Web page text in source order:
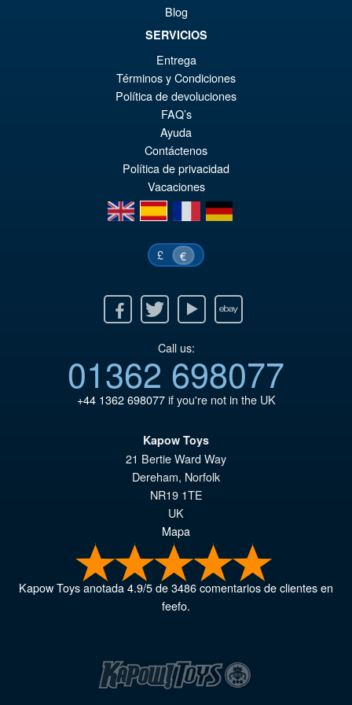
1989 )
IN DEN WARENKORB
Blog
SERVICIOS
Entrega
Términos y Condiciones
Política de devoluciones
FAQ’s
Ayuda
Contáctenos
Política de privacidad
Vacaciones
en
es fr de
£ €
Twitter Youtube Ebay
Call us:
01362 698077
+44 1362 698077if you're not in the UK
Kapow Toys
21 Bertie Ward Way
Dereham, Norfolk
NR19 1TE
UK
Mapa
Kapow Toysanotada4.9/5de3486comentarios de clientes en
feefo.